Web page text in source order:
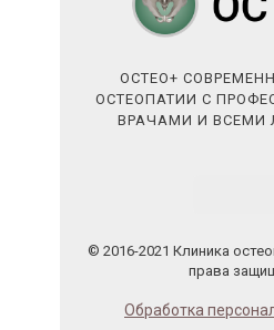
ОСТЕО+
ОСТЕОПАТИИ С
ВРАЧАМИ И ВСЕМИ
© 2016-2021 Клиника
права
Обработка